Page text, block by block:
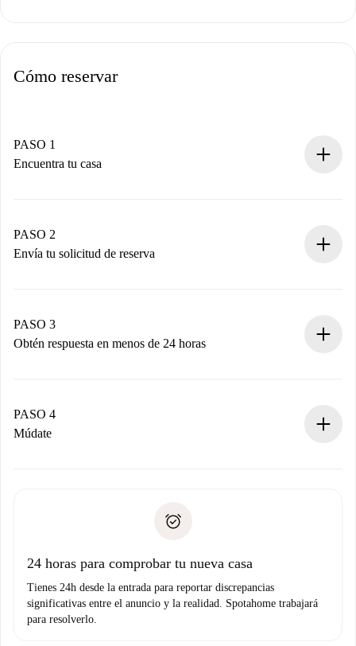
Cómo reservar
PASO 1
Encuentra tu casa
Tienes toda la información necesaria por adelantado.
PASO 2
Envía tu solicitud de reserva
propietario acepte.
PASO 3
Obtén respuesta en menos de 24 horas
contacto con el propietario.
Si es rechazada: No te haremos ningún cargo y te
Prueba de solvencia
PASO 4
Múdate
no nos comunicas ningún problema.
24 horas para comprobar tu nueva casa
Tienes 24h desde la entrada para reportar discrepancias
significativas entre el anuncio y la realidad. Spotahome trabajará
para resolverlo.